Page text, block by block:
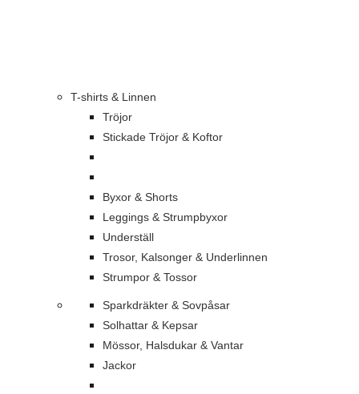
T-shirts & Linnen
Tröjor
Stickade Tröjor & Koftor
Byxor & Shorts
Leggings & Strumpbyxor
Underställ
Trosor, Kalsonger & Underlinnen
Strumpor & Tossor
Sparkdräkter & Sovpåsar
Solhattar & Kepsar
Mössor, Halsdukar & Vantar
Jackor